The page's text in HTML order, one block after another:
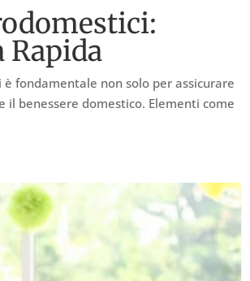
Rapida
fondamentale non solo per assicurare
il benessere domestico. Elementi come